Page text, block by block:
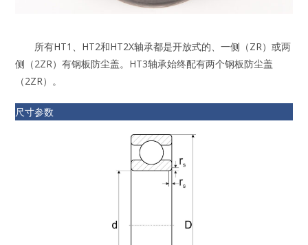
所有HT1、HT2和HT2X轴承都是开放式的、一侧（ZR）或两
侧（2ZR）有钢板防尘盖。HT3轴承始终配有两个钢板防尘盖
（2ZR）。
尺寸参数